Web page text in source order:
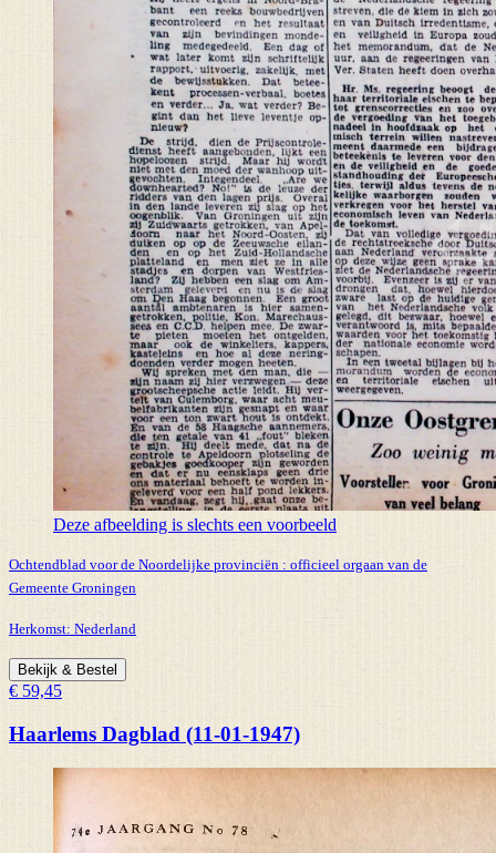
Deze afbeelding is slechts een voorbeeld
Ochtendblad voor de Noordelijke provinciën : officieel orgaan van de
Gemeente Groningen
Herkomst: Nederland
Bekijk & Bestel
€ 59,45
Haarlems Dagblad (11-01-1947)